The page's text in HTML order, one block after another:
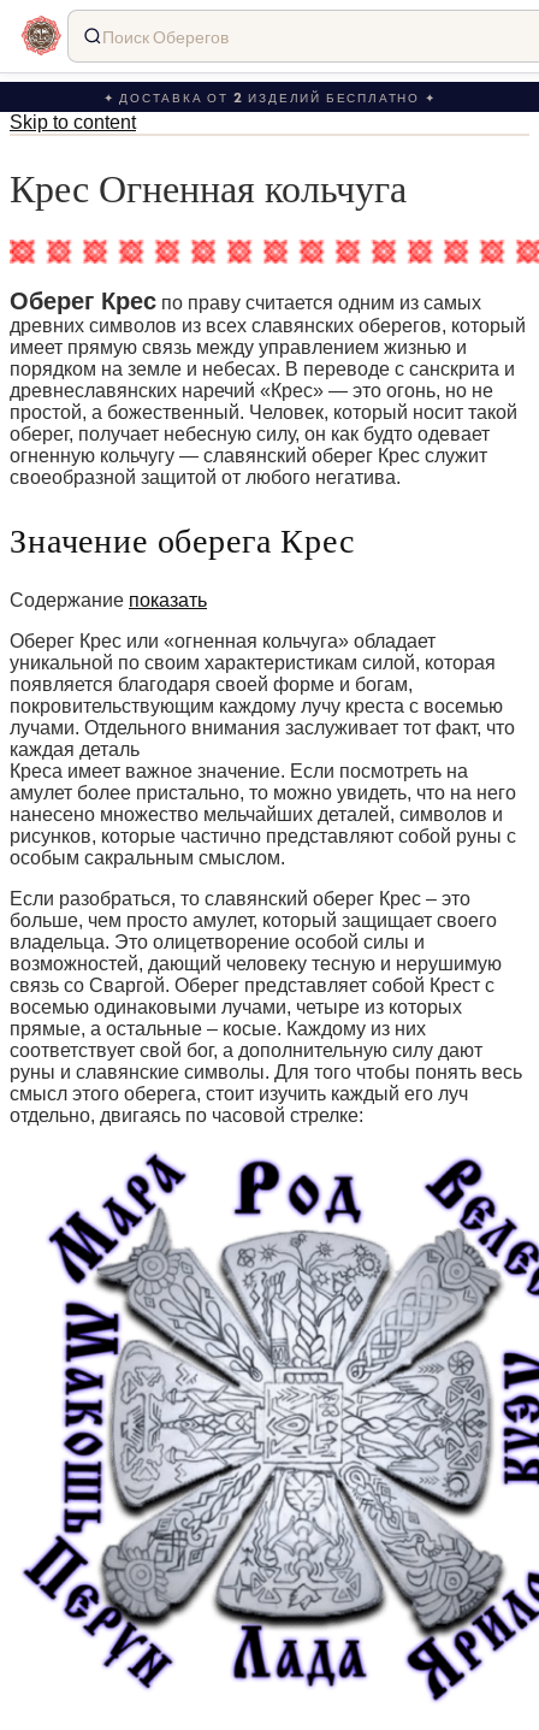
✦ ДОСТАВКА ОТ 2 ИЗДЕЛИЙ БЕСПЛАТНО ✦
Skip to content
Крес Огненная кольчуга
Оберег Крес по праву считается одним из самых
древних символов из всех славянских оберегов, который
имеет прямую связь между управлением жизнью и
порядком на земле и небесах. В переводе с санскрита и
древнеславянских наречий «Крес» — это огонь, но не
простой, а божественный. Человек, который носит такой
оберег, получает небесную силу, он как будто одевает
огненную кольчугу — славянский оберег Крес служит
своеобразной защитой от любого негатива.
Значение оберега Крес
Содержание показать
Оберег Крес или «огненная кольчуга» обладает
уникальной по своим характеристикам силой, которая
появляется благодаря своей форме и богам,
покровительствующим каждому лучу креста с восемью
лучами. Отдельного внимания заслуживает тот факт, что
каждая деталь
Креса имеет важное значение. Если посмотреть на
амулет более пристально, то можно увидеть, что на него
нанесено множество мельчайших деталей, символов и
рисунков, которые частично представляют собой руны с
особым сакральным смыслом.
Если разобраться, то славянский оберег Крес – это
больше, чем просто амулет, который защищает своего
владельца. Это олицетворение особой силы и
возможностей, дающий человеку тесную и нерушимую
связь со Сваргой. Оберег представляет собой Крест с
восемью одинаковыми лучами, четыре из которых
прямые, а остальные – косые. Каждому из них
соответствует свой бог, а дополнительную силу дают
руны и славянские символы. Для того чтобы понять весь
смысл этого оберега, стоит изучить каждый его луч
отдельно, двигаясь по часовой стрелке:
Поиск Оберегов